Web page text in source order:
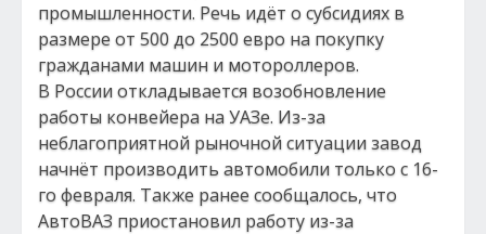
промышленности. Речь идёт о субсидиях в
размере от 500 до 2500 евро на покупку
гражданами машин и мотороллеров.
В России откладывается возобновление
работы конвейера на УАЗе. Из-за
неблагоприятной рыночной ситуации завод
начнёт производить автомобили только с 16-
го февраля. Также ранее сообщалось, что
АвтоВАЗ приостановил работу из-за